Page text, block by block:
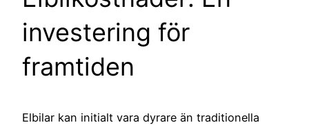
investering för
framtiden
Elbilar kan initialt vara dyrare än traditionella